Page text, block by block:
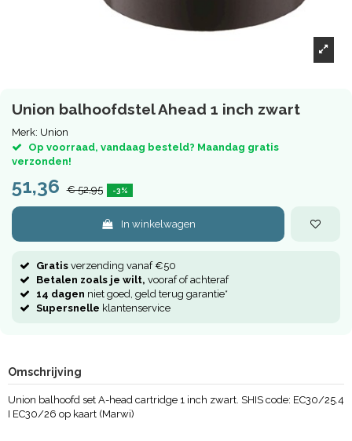
Union balhoofdstel Ahead 1 inch zwart
Merk: Union
Op voorraad, vandaag besteld? Maandag gratis
verzonden!
51,36 € 52,95 -3%
In winkelwagen
Gratis verzending vanaf €50
Betalen zoals je wilt, vooraf of achteraf
14 dagen niet goed, geld terug garantie*
Supersnelle klantenservice
Omschrijving
Union balhoofd set A-head cartridge 1 inch zwart. SHIS code: EC30/25.4
I EC30/26 op kaart (Marwi)